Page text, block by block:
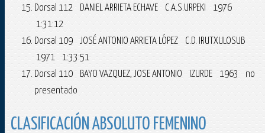
Dorsal 112 DANIEL ARRIETA ECHAVE C.A.S.URPEKI 1976
1:31:12
Dorsal 109 JOSÉ ANTONIO ARRIETA LÓPEZ C.D. IRUTXULOSUB
1971 1:33:51
Dorsal 110 BAYO VAZQUEZ, JOSE ANTONIO IZURDE 1963 no
presentado
CLASIFICACIÓN ABSOLUTO FEMENINO